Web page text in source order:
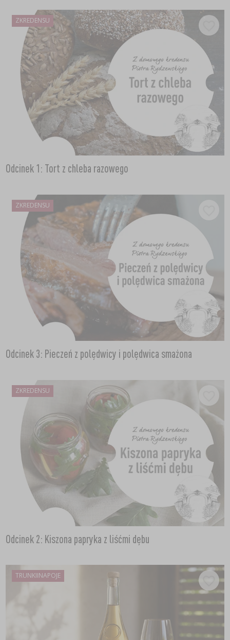
ZKREDENSU
Odcinek 1: Tort z chleba razowego
ZKREDENSU
Odcinek 3: Pieczeń z polędwicy i polędwica smażona
ZKREDENSU
Odcinek 2: Kiszona papryka z liśćmi dębu
TRUNKIINAPOJE